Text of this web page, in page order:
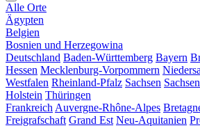
Alle Orte
Ägypten
Belgien
Bosnien und Herzegowina
Deutschland Baden-Württemberg Bayern
Hessen Mecklenburg-Vorpommern
Westfalen Rheinland-Pfalz Sachsen
Holstein Thüringen
Frankreich Auvergne-Rhône-Alpes
Freigrafschaft Grand Est Neu-Aquitanien